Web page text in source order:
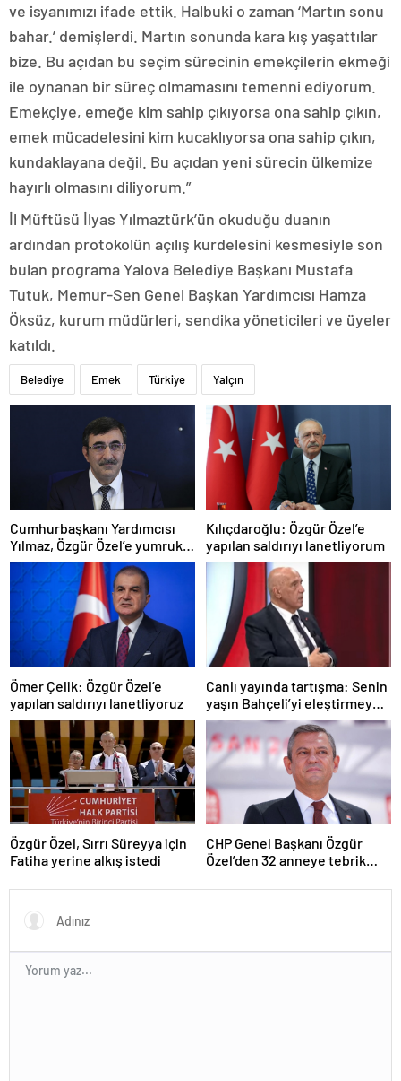
ve isyanımızı ifade ettik. Halbuki o zaman ‘Martın sonu
bahar.’ demişlerdi. Martın sonunda kara kış yaşattılar
bize. Bu açıdan bu seçim sürecinin emekçilerin ekmeği
ile oynanan bir süreç olmamasını temenni ediyorum.
Emekçiye, emeğe kim sahip çıkıyorsa ona sahip çıkın,
emek mücadelesini kim kucaklıyorsa ona sahip çıkın,
kundaklayana değil. Bu açıdan yeni sürecin ülkemize
hayırlı olmasını diliyorum.”
İl Müftüsü İlyas Yılmaztürk’ün okuduğu duanın
ardından protokolün açılış kurdelesini kesmesiyle son
bulan programa Yalova Belediye Başkanı Mustafa
Tutuk, Memur-Sen Genel Başkan Yardımcısı Hamza
Öksüz, kurum müdürleri, sendika yöneticileri ve üyeler
katıldı.
Belediye Emek Türkiye Yalçın
Cumhurbaşkanı Yardımcısı
Yılmaz, Özgür Özel’e yumruklu
saldırıyı kınadı
Kılıçdaroğlu: Özgür Özel’e
yapılan saldırıyı lanetliyorum
Ömer Çelik: Özgür Özel’e
yapılan saldırıyı lanetliyoruz
Canlı yayında tartışma: Senin
yaşın Bahçeli’yi eleştirmeye
yetmez
Özgür Özel, Sırrı Süreyya için
Fatiha yerine alkış istedi
CHP Genel Başkanı Özgür
Özel’den 32 anneye tebrik